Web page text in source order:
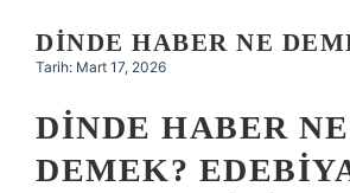
Hakkımızda
DINDE HABER NE
Tarih: Mart 17, 2026
DINDE HABER NE
DEMEK?